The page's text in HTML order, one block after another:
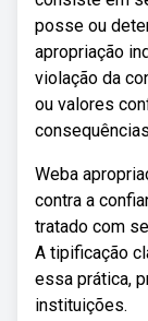
posse ou
apropriação
violação da
ou valores
Weba
contra a
tratado com
A tipificação
essa prática,
instituições.